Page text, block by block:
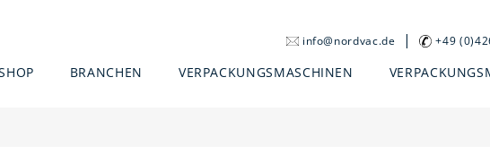
BRANCHEN VERPACKUNGSMASCHINEN
info@nordvac.de | +49